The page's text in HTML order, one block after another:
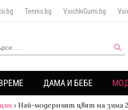
Tennis.bg VsichkiGumi.bg
ДАМА И БЕБЕ
› Най-модерният цвят на зима